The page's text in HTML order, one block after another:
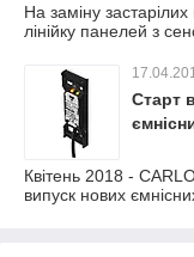
На заміну
лінійку панелей з
Старт
Квітень 2018 -
випуск нових